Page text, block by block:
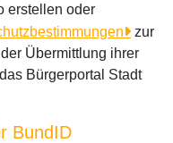
erstellen oder
zur
Übermittlung ihrer
Bürgerportal Stadt
BundID